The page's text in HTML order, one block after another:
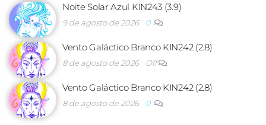
Noite Solar Azul KIN243 (3.9)
9 de agosto de 2026 0
Vento Galáctico Branco KIN242 (2.8)
8 de agosto de 2026 Off
Vento Galáctico Branco KIN242 (2.8)
8 de agosto de 2026 0